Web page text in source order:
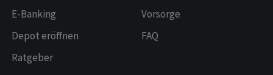
E-Banking
Depot eröffnen
Ratgeber
Vorsorge
FAQ